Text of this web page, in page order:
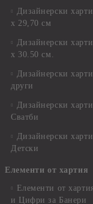
Дизайнерски
х 29,70 см
Дизайнерски
x 30.50 см.
Дизайнерски
други
Дизайнерски
Сватби
Дизайнерски
Детски
Елементи от хартия
Елементи от
и Цифри за Банери